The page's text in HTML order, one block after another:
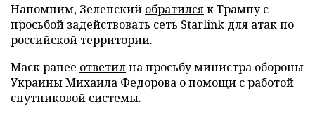
Напомним, Зеленский обратилсяк Трампу с
просьбой задействовать сеть Starlink для атак по
российской территории.
Маск ранее ответилна просьбу министра обороны
Украины Михаила Федорова о помощи с работой
спутниковой системы.